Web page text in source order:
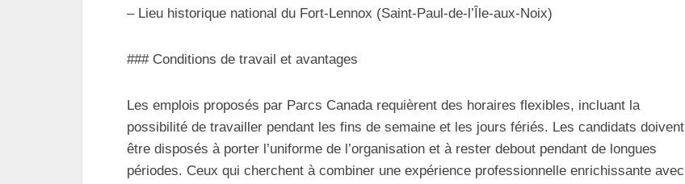
– Lieu historique national du Fort-Lennox (Saint-Paul-de-l’Île-aux-Noix)
### Conditions de travail et avantages
Les emplois proposés par Parcs Canada requièrent des horaires flexibles, incluant la
possibilité de travailler pendant les fins de semaine et les jours fériés. Les candidats doivent
être disposés à porter l’uniforme de l’organisation et à rester debout pendant de longues
périodes. Ceux qui cherchent à combiner une expérience professionnelle enrichissante avec